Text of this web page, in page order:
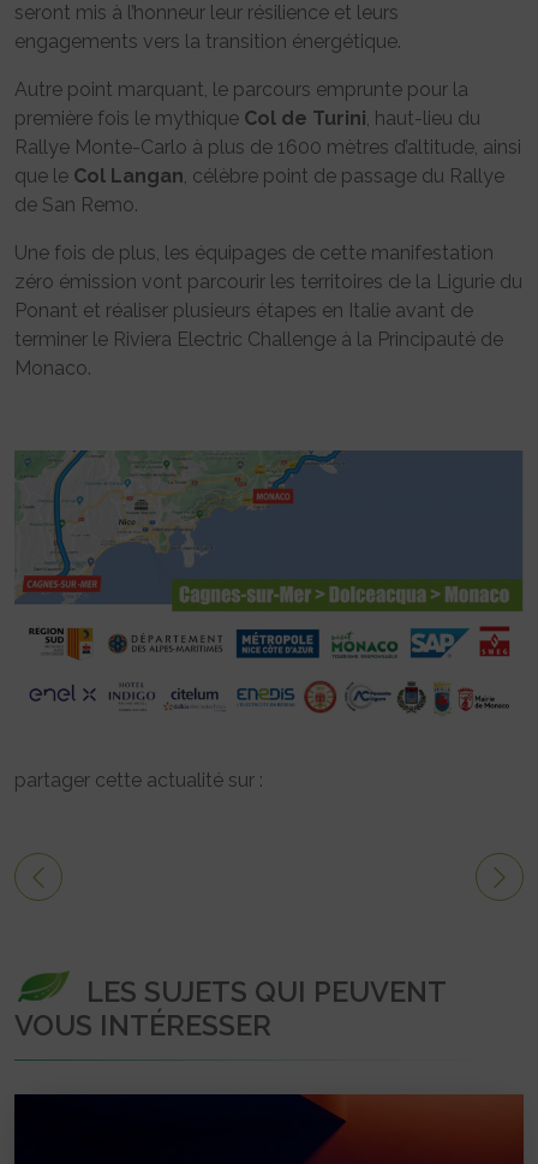
seront mis à l’honneur leur résilience et leurs
engagements vers la transition énergétique.
Autre point marquant, le parcours emprunte pour la
première fois le mythique Col de Turini, haut-lieu du
Rallye Monte-Carlo à plus de 1600 mètres d’altitude, ainsi
que le Col Langan, célèbre point de passage du Rallye
de San Remo.
Une fois de plus, les équipages de cette manifestation
zéro émission vont parcourir les territoires de la Ligurie du
Ponant et réaliser plusieurs étapes en Italie avant de
terminer le Riviera Electric Challenge à la Principauté de
Monaco.
partager cette actualité sur :
LES SUJETS QUI PEUVENT
VOUS INTÉRESSER